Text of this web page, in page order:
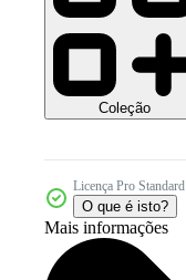
Coleção
Licença Pro Standard
O que é isto?
Mais informações